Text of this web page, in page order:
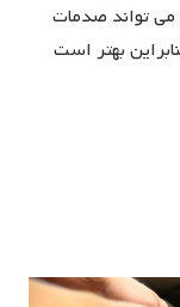
می تواند صدمات
بهتر است